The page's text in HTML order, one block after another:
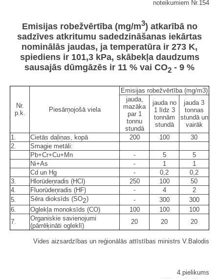
noteikumiem Nr.154
Emisijas robežvērtība (mg/m3) atkarībā no
sadzīves atkritumu sadedzināšanas iekārtas
nominālās jaudas, ja temperatūra ir 273 K,
spiediens ir 101,3 kPa, skābekļa daudzums
sausajās dūmgāzēs ir 11 % vai CO2 - 9 %
Nr.
p.k.
Piesārņojošā viela
Emisijas robežvērtība (mg/m3)
jauda,
mazāka
par 1
tonnu
stundā
jauda no
1 līdz 3
tonnām
stundā
jauda 3
tonnas
stundā un
vairāk
1.
Cietās daļiņas, kopā 200 100
30
2.
Smagie metāli:
Pb+Cr+Cu+Mn
- 5
5
Ni+As
- 1
1
Cd un Hg
- 0,2
0,2
3.
Hlorūdeņradis (HCl) 250 100
50
4.
Fluorūdeņradis (HF) - 4
2
5.
Sēra dioksīds (SO2) - 300
300
6.
Oglekļa monoksīds (CO) 100 100
100
7.
Organiskie savienojumi
(pārrēķināti ogleklī)
20 20 20
Vides aizsardzības un reģionālās attīstības ministrs V.Balodis
4.pielikums